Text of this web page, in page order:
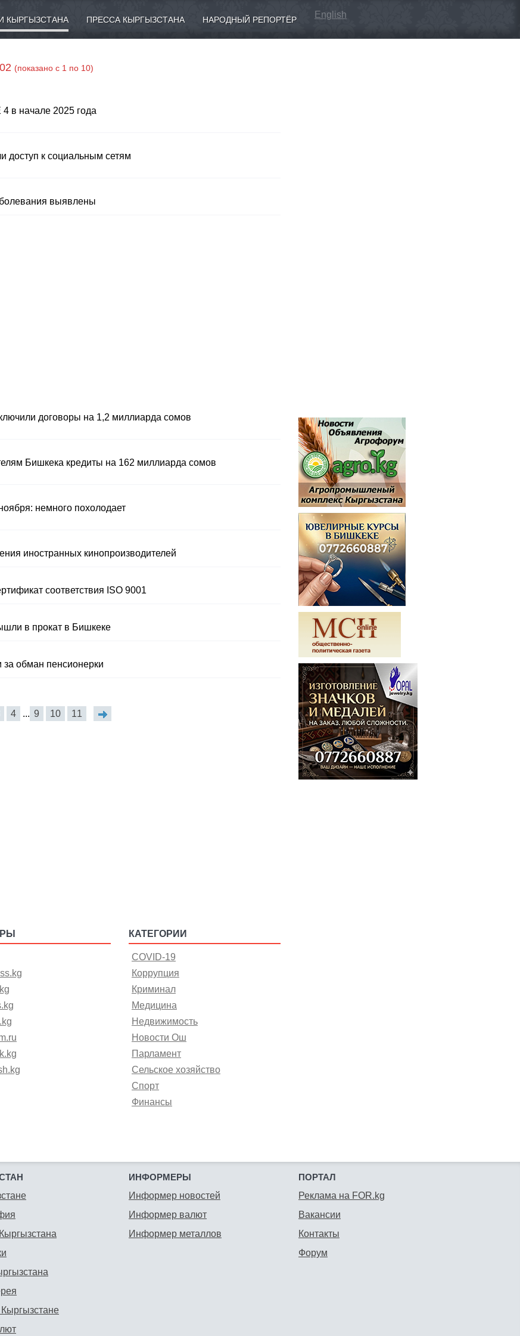
КЫРГЫЗСТАНА ПРЕССА КЫРГЫЗСТАНА НАРОДНЫЙ РЕПОРТЁР English
(показано с 1 по 10)
в начале 2025 года
доступ к социальным сетям
выявлены
договоры на 1,2 миллиарда сомов
Бишкека кредиты на 162 миллиарда сомов
немного похолодает
иностранных кинопроизводителей
соответствия ISO 9001
в прокат в Бишкеке
за обман пенсионерки
4 ... 9 10 11
КАТЕГОРИИ
COVID-19
Коррупция
Криминал
Медицина
Недвижимость
Новости Ош
Парламент
Сельское хозяйство
Спорт
Финансы
ИНФОРМЕРЫ
Информер новостей
Информер валют
Информер металлов
ПОРТАЛ
Реклама на FOR.kg
Вакансии
Контакты
Форум